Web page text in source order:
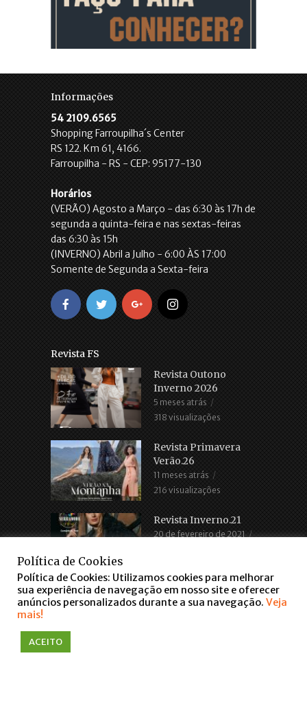
Informações
54 2109.6565
Shopping Farroupilha´s Center
RS 122. Km 61, 4166.
Farroupilha - RS - CEP: 95177-130
Horários
(VERÃO) Agosto a Março - das 6:30 às 17h de
segunda a quinta-feira e nas sextas-feiras
das 6:30 às 15h
(INVERNO) Abril a Julho - 6:00 ÀS 17:00
Somente de Segunda a Sexta-feira
Revista FS
Revista Outono
Inverno 2026
5 meses atrás
318 visualizações
Revista Primavera
Verão.26
11 meses atrás
216 visualizações
Revista Inverno.21
20 de fevereiro de 2021
COPYRIGHT © 2016. TODOS OS DIREITOS RESERVADOS
falar via WhatsApp
Política de Cookies
Política de Cookies: Utilizamos cookies para melhorar
sua experiência de navegação em nosso site e oferecer
anúncios personalizados durante a sua navegação. Veja
mais!
ACEITO